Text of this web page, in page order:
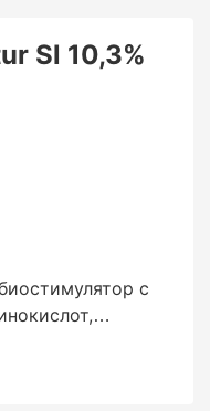
Sl 10,3%
с
Этот